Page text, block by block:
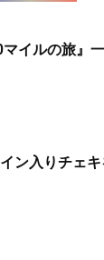
イルの旅』
ン入りチェ